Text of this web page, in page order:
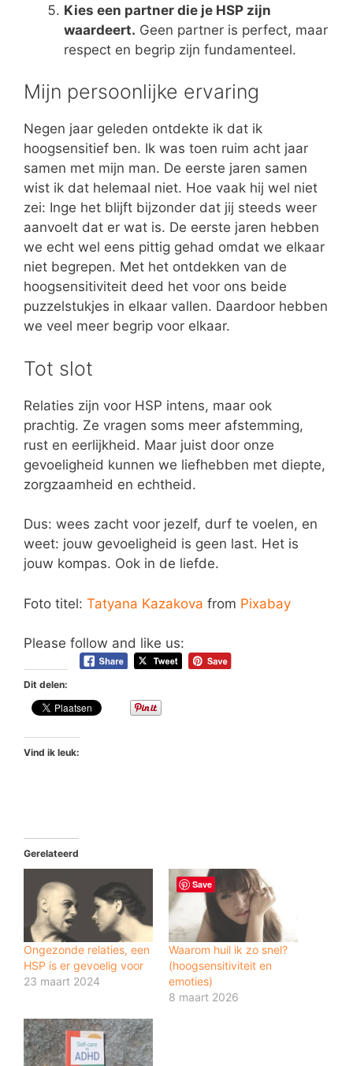
Kies een partner die je HSP zijn
waardeert. Geen partner is perfect, maar
respect en begrip zijn fundamenteel.
Mijn persoonlijke ervaring
Negen jaar geleden ontdekte ik dat ik
hoogsensitief ben. Ik was toen ruim acht jaar
samen met mijn man. De eerste jaren samen
wist ik dat helemaal niet. Hoe vaak hij wel niet
zei: Inge het blijft bijzonder dat jij steeds weer
aanvoelt dat er wat is. De eerste jaren hebben
we echt wel eens pittig gehad omdat we elkaar
niet begrepen. Met het ontdekken van de
hoogsensitiviteit deed het voor ons beide
puzzelstukjes in elkaar vallen. Daardoor hebben
we veel meer begrip voor elkaar.
Tot slot
Relaties zijn voor HSP intens, maar ook
prachtig. Ze vragen soms meer afstemming,
rust en eerlijkheid. Maar juist door onze
gevoeligheid kunnen we liefhebben met diepte,
zorgzaamheid en echtheid.
Dus: wees zacht voor jezelf, durf te voelen, en
weet: jouw gevoeligheid is geen last. Het is
jouw kompas. Ook in de liefde.
Foto titel: Tatyana Kazakova from Pixabay
Please follow and like us:
Dit delen:
Vind ik leuk:
Gerelateerd
Ongezonde relaties, een
HSP is er gevoelig voor
23 maart 2024
Waarom huil ik zo snel?
(hoogsensitiviteit en
emoties)
8 maart 2026
Save